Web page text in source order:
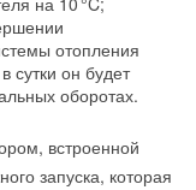
отопления
сутки он будет
оборотах.
встроенной
запуска, которая